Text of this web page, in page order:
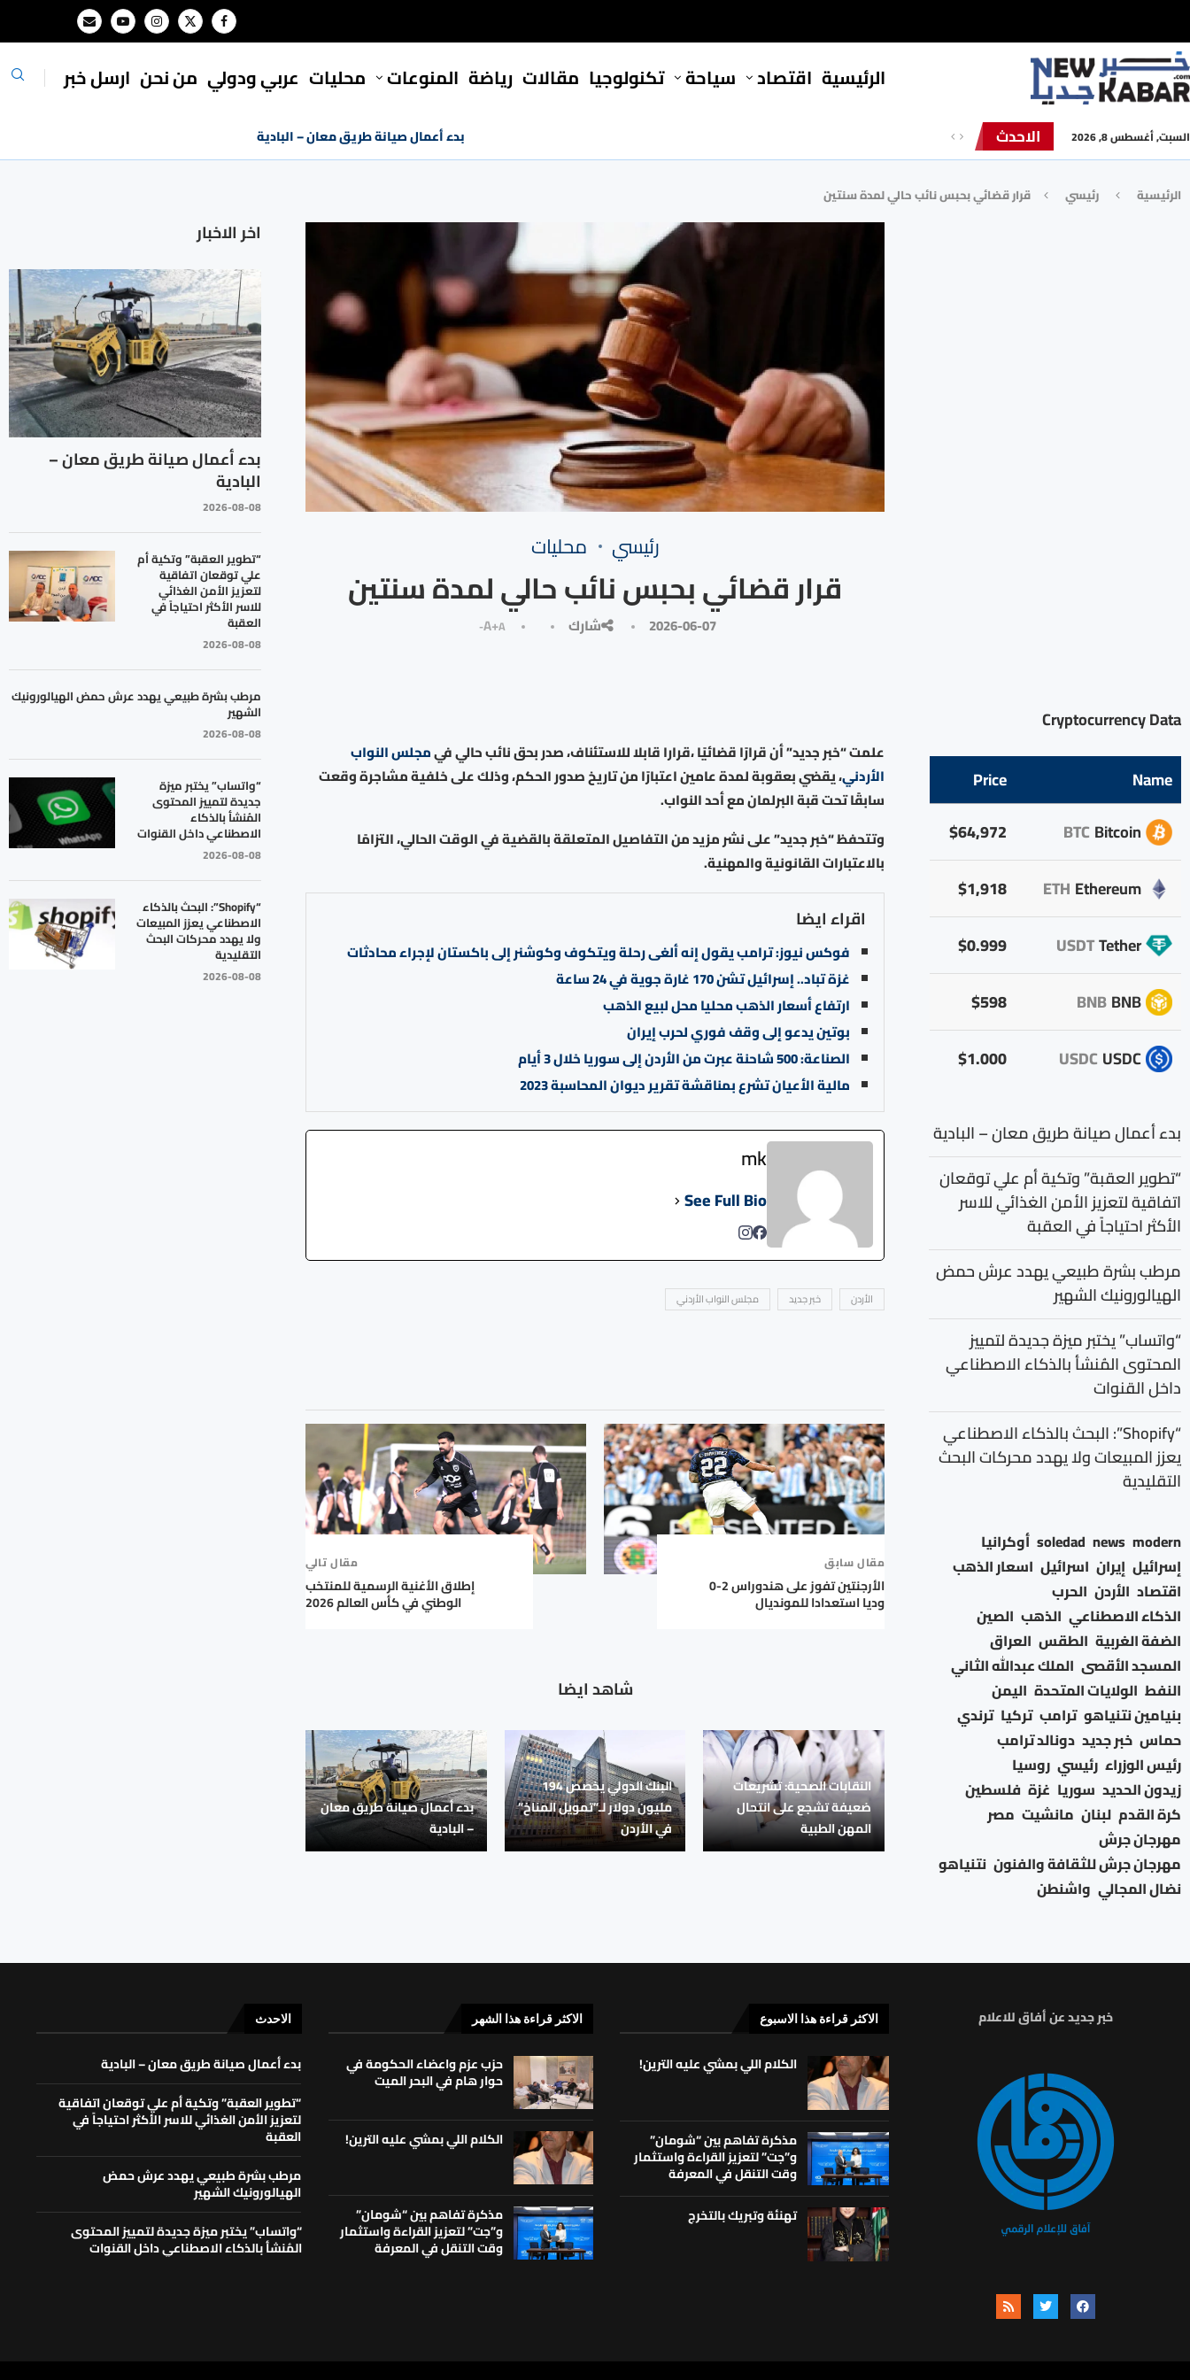
الرئيسية ⁠اقتصاد سياحة تكنولوجيا مقالات رياضة المنوعات محليات ⁠عربي ودولي من نحن ارسل خبر
السبت, أغسطس 8, 2026 الاحدث بدء أعمال صيانة طريق معان – البادية
الرئيسية رئيسي قرار قضائي بحبس نائب حالي لمدة سنتين
رئيسي محليات
قرار قضائي بحبس نائب حالي لمدة سنتين
2026-06-07 شارك A+A-
علمت “خبر جديد” أن قرارًا قضائيًا ،قرارا قابلا للاستئناف، صدر بحق نائب حالي فيمجلس النواب
الأردني، يقضي بعقوبة لمدة عامين اعتبارًا من تاريخ صدور الحكم، وذلك على خلفية مشاجرة وقعت
سابقًا تحت قبة البرلمان مع أحد النواب.
وتتحفظ “خبر جديد” على نشر مزيد من التفاصيل المتعلقة بالقضية في الوقت الحالي، التزامًا
بالاعتبارات القانونية والمهنية.
اقراء ايضا
فوكس نيوز: ترامب يقول إنه ألغى رحلة ويتكوف وكوشنر إلى باكستان لإجراء محادثات
غزة تباد.. إسرائيل تشن 170 غارة جوية في 24 ساعة
ارتفاع أسعار الذهب محليا محل لبيع الذهب
بوتين يدعو إلى وقف فوري لحرب إيران
الصناعة: 500 شاحنة عبرت من الأردن إلى سوريا خلال 3 أيام
مالية الأعيان تشرع بمناقشة تقرير ديوان المحاسبة 2023
mk
See Full Bio
الأردن خبر جديد مجلس النواب الأردني
مقال سابق
الأرجنتين تفوز على هندوراس 2-0
وديا استعدادا للمونديال
مقال تالي
إطلاق الأغنية الرسمية للمنتخب
الوطني في كأس العالم 2026
شاهد ايضا
بدء أعمال صيانة طريق معان
– البادية
البنك الدولي يخصص 194
مليون دولار لـ”تمويل المناخ”
في الأردن
النقابات الصحية: تشريعات
ضعيفة تشجع على انتحال
المهن الطبية
اخر الاخبار
بدء أعمال صيانة طريق معان –
البادية
2026-08-08
“تطوير العقبة” وتكية أم
علي توقعان اتفاقية
لتعزيز الأمن الغذائي
للاسر الأكثر احتياجاً في
العقبة
2026-08-08
مرطب بشرة طبيعي يهدد عرش حمض الهيالورونيك
الشهير
2026-08-08
“واتساب” يختبر ميزة
جديدة لتمييز المحتوى
المُنشأ بالذكاء
الاصطناعي داخل القنوات
2026-08-08
“Shopify”: البحث بالذكاء
الاصطناعي يعزز المبيعات
ولا يهدد محركات البحث
التقليدية
2026-08-08
Cryptocurrency Data
Name
Price
Bitcoin
BTC
$64,972
Ethereum
ETH
$1,918
Tether
USDT
$0.999
BNB
BNB
$598
USDC
USDC
$1.000
بدء أعمال صيانة طريق معان – البادية
“تطوير العقبة” وتكية أم علي توقعان
اتفاقية لتعزيز الأمن الغذائي للاسر
الأكثر احتياجاً في العقبة
مرطب بشرة طبيعي يهدد عرش حمض
الهيالورونيك الشهير
“واتساب” يختبر ميزة جديدة لتمييز
المحتوى المُنشأ بالذكاء الاصطناعي
داخل القنوات
“Shopify”: البحث بالذكاء الاصطناعي
يعزز المبيعات ولا يهدد محركات البحث
التقليدية
modern
news
soledad أوكرانيا
إسرائيل إيران اسرائيل اسعار الذهب
اقتصاد الأردن الحرب
الذكاء الاصطناعي الذهب الصين
الضفة الغربية الطقس العراق
المسجد الأقصى الملك عبدالله الثاني
النفط الولايات المتحدة اليمن
بنيامين نتنياهو ترامب تركيا ترندي
حماس خبر جديد دونالد ترامب
رئيس الوزراء رئيسي روسيا
زيدون الحديد سوريا غزة فلسطين
كرة القدم لبنان مانشيت مصر
مهرجان جرش
مهرجان جرش للثقافة والفنون نتنياهو
نضال المجالي واشنطن
خبر جديد عن أفاق للاعلام الاكثر قراءة هذا الاسبوع
الكلام اللي بمشي عليه الترين!
مذكرة تفاهم بين “شومان”
و”جت” لتعزيز القراءة واستثمار
وقت التنقل في المعرفة
تهنئة وتبريك بالتخرج
الاكثر قراءة هذا الشهر
حزب عزم واعضاء الحكومة في
حوار هام في البحر الميت
الكلام اللي بمشي عليه الترين!
مذكرة تفاهم بين “شومان”
و”جت” لتعزيز القراءة واستثمار
وقت التنقل في المعرفة
الاحدث
بدء أعمال صيانة طريق معان – البادية
“تطوير العقبة” وتكية أم علي توقعان اتفاقية
لتعزيز الأمن الغذائي للاسر الأكثر احتياجاً في
العقبة
مرطب بشرة طبيعي يهدد عرش حمض
الهيالورونيك الشهير
“واتساب” يختبر ميزة جديدة لتمييز المحتوى
المُنشأ بالذكاء الاصطناعي داخل القنوات